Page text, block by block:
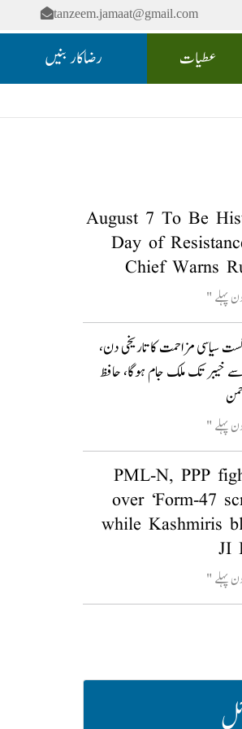
tanzeem.jamaat@gmail.com
عطیات رضاکار بنیں
August 7 To Be
Day of
Chief Warns
سیاسی مزاحمت کا تاریخی دن،
خیبر تک ملک جام ہوگا، حافظ
PML-N, PPP
over ‘Form-47
while Kashmiris
JI